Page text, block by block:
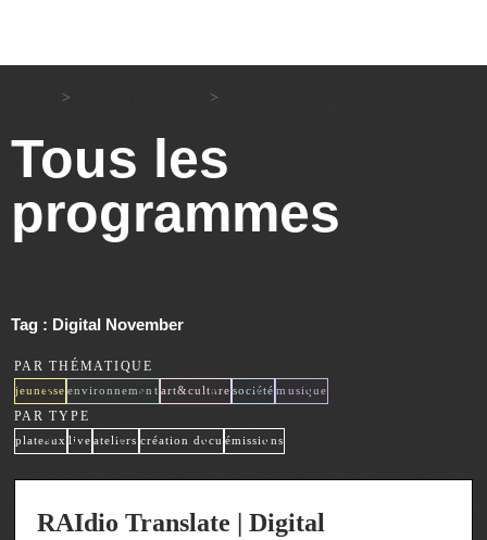
> >
Tous les
programmes
Tag : Digital November
PAR THÉMATIQUE
jeunesse
x environnement
x art&culture
x société
x musique
x
PAR TYPE
plateaux
x live
x ateliers
x création docu
x émissions
x
RAIdio Translate | Digital